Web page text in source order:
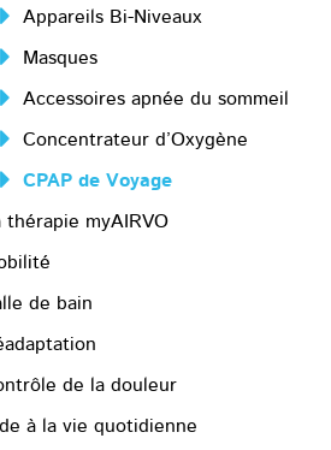
Appareils Bi-Niveaux
Masques
Accessoires apnée du sommeil
Concentrateur d’Oxygène
CPAP de Voyage
thérapie myAIRVO
de bain
de la douleur
à la vie quotidienne